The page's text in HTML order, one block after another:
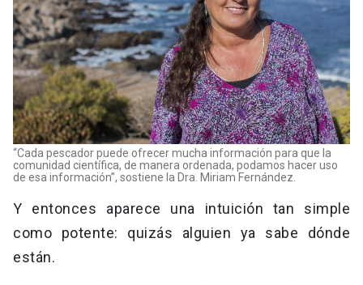
“Cada pescador puede ofrecer mucha información para que la
comunidad científica, de manera ordenada, podamos hacer uso
de esa información”, sostiene la Dra. Miriam Fernández.
Y entonces aparece una intuición tan simple
como potente: quizás alguien ya sabe dónde
están.